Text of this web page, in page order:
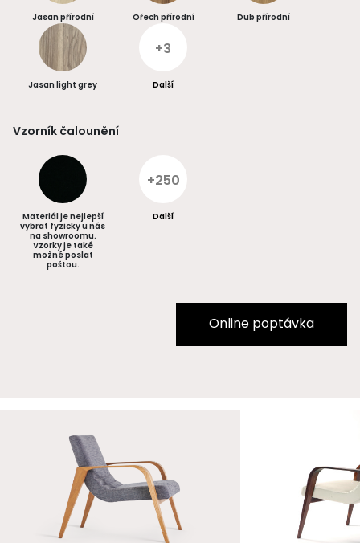
Jasan přírodní Ořech přírodní Dub přírodní
Jasan light grey
+3
Další
Vzorník čalounění
Materiál je nejlepší
vybrat fyzicky u nás
na showroomu.
Vzorky je také
možné poslat
poštou.
+250
Další
Online poptávka